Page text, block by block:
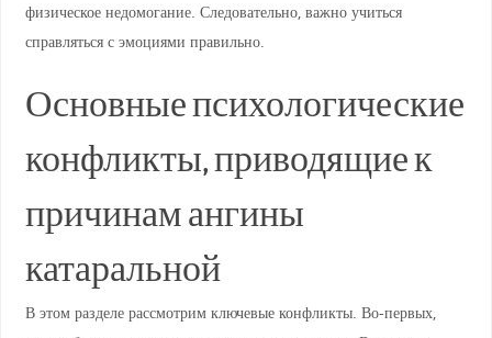
физическое недомогание. Следовательно, важно учиться
справляться с эмоциями правильно.
Основные психологические
конфликты, приводящие к
причинам ангины
катаральной
В этом разделе рассмотрим ключевые конфликты. Во-первых,